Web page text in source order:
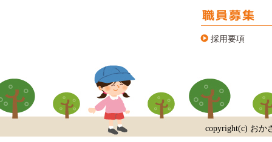
採用要項
copyright(c) おか